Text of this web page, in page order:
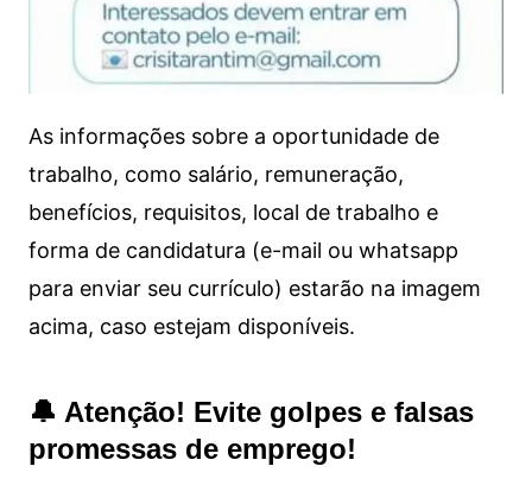
As informações sobre a oportunidade de
trabalho, como salário, remuneração,
benefícios, requisitos, local de trabalho e
forma de candidatura (e-mail ou whatsapp
para enviar seu currículo) estarão na imagem
acima, caso estejam disponíveis.
🔔 Atenção! Evite golpes e falsas
promessas de emprego!